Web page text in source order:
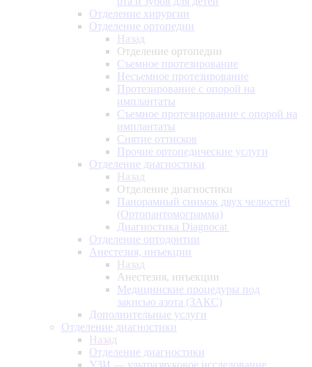
Отделение хирургии
Отделение ортопедии
Назад
Отделение ортопедии
Съемное протезирование
Несъемное протезирование
Протезирование с опорой на
имплантаты
Съемное протезирование с опорой на
имплантаты
Снятие оттисков
Прочие ортопедические услуги
Отделение диагностики
Назад
Отделение диагностики
Панорамный снимок двух челюстей
(Ортопантомограмма)
Диагностика Diagnocat
Отделение ортодонтии
Анестезия, инъекции
Назад
Анестезия, инъекции
Медицинские процедуры под
закисью азота (ЗАКС)
Дополнительные услуги
Отделение диагностики
Назад
Отделение диагностики
УЗИ — ультразвуковое исследование